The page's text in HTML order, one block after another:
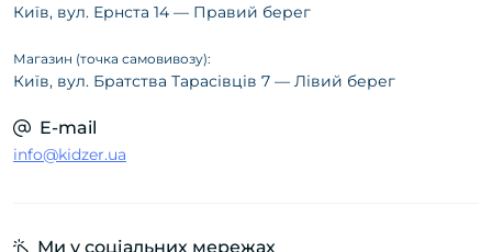
Київ, вул. Ернста 14 — Правий берег
Магазин (точка самовивозу):
Київ, вул. Братства Тарасівців 7 — Лівий берег
E-mail
info@kidzer.ua
Ми у соціальних мережах